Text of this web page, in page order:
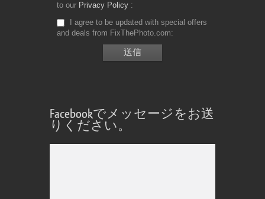
to our Privacy Policy
I agree to be updated with special offers
and deals from FixThePhoto.com
Facebookでメッセージをお送
りください。